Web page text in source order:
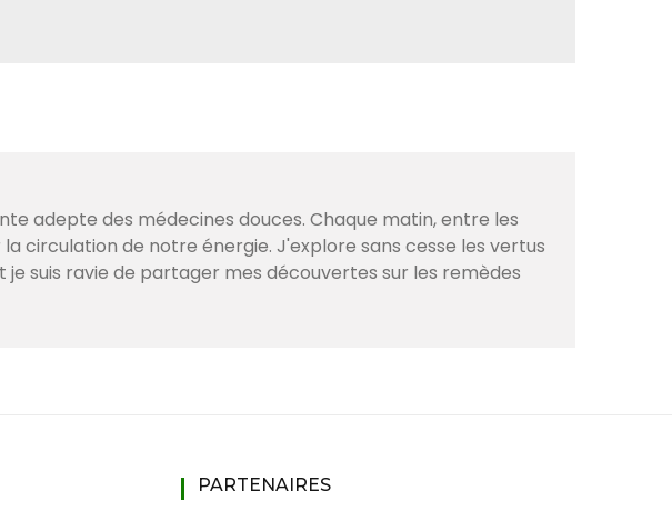
adepte des médecines douces. Chaque matin, entre les
circulation de notre énergie. J'explore sans cesse les vertus
suis ravie de partager mes découvertes sur les remèdes
PARTENAIRES